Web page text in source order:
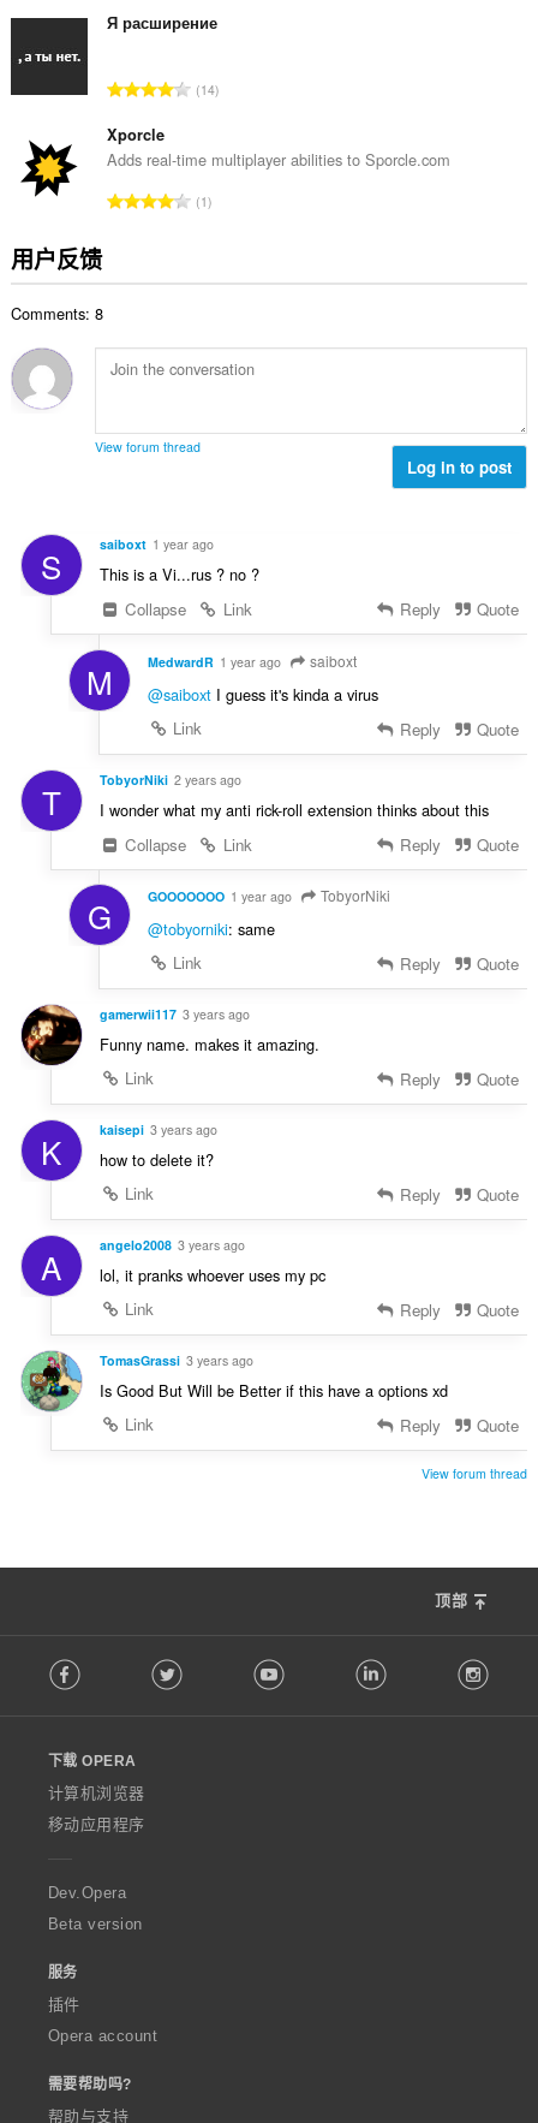
分
：
Я расширение
总
次
：
14
Xporcle
Adds real-time multiplayer abilities to Sporcle.com
总
1
用户反馈
Comments: 8
View forum thread
Log in to post
S saiboxt 1 year ago
This is a Vi...rus ? no ?
Collapse
Link Reply Quote
M MedwardR 1 year ago saiboxt
@saiboxtI guess it's kinda a virus
Link
Reply Quote
T TobyorNiki 2 years ago
I wonder what my anti rick-roll extension thinks about this
Collapse
Link Reply Quote
G GOOOOOOO 1 year ago TobyorNiki
@tobyorniki: same
Link
Reply Quote
gamerwii117 3 years ago
Funny name. makes it amazing.
Link
Reply Quote
K kaisepi 3 years ago
how to delete it?
Link
Reply Quote
A angelo2008 3 years ago
lol, it pranks whoever uses my pc
Link
Reply Quote
TomasGrassi 3 years ago
Is Good But Will be Better if this have a options xd
Link
Reply Quote
View forum thread
顶部
o
w
O
p
e
a
Facebook Twitter Youtube LinkedIn
下载 OPERA
计算机浏览器
移动应用程序
Dev.Opera
Beta version
服务
插件
Opera account
需要帮助吗?
帮助与支持